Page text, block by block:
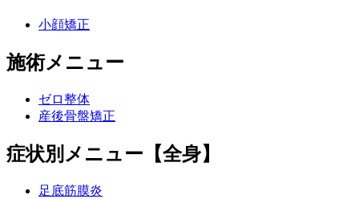
小顔矯正
施術メニュー
ゼロ整体
産後骨盤矯正
症状別メニュー【全身】
足底筋膜炎